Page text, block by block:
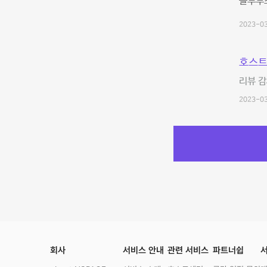
2023-
호스
리뷰
2023-
회사 서비스 안내 관련 서비스 파트너쉽